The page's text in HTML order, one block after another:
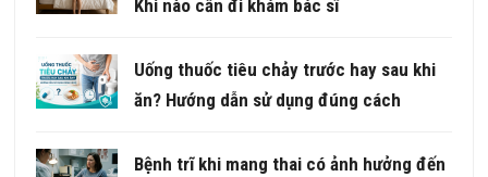
Khi nào cần đi khám bác sĩ
Uống thuốc tiêu chảy trước hay sau khi
ăn? Hướng dẫn sử dụng đúng cách
Bệnh trĩ khi mang thai có ảnh hưởng đến